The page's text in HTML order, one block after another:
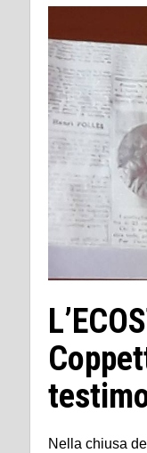
Nella chiusa